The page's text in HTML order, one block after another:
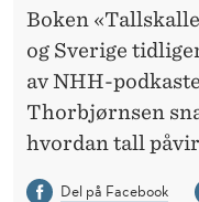
Boken
og Sverige
av NHH-
Thorbjørnsen
hvordan tall
Del på Facebook